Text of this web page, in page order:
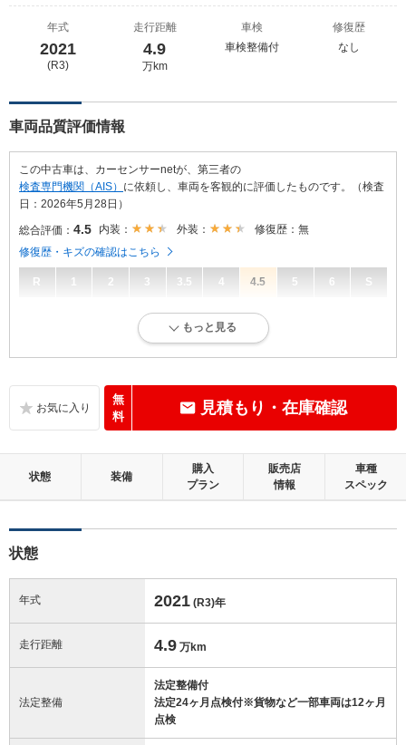
年式
2021
(R3)
走行距離
4.9
万km
車検
車検整備付
修復歴
なし
車両品質評価情報
この中古車は、カーセンサーnetが、第三者の
検査専門機関（AIS） に依頼し、車両を客観的に評価したものです。（検査
日：2026年5月28日）
総合評価： 4.5 内装： 外装：
修復歴：無
修復歴・キズの確認はこちら
R 1 2 3 3.5 4 4.5 5 6 S
内外装に目立たない軽微なキズ、ヘコミが少し認められますが、良好な
目立たない軽微なダメージはありますが、良好な状態です。
外装：
キズ、ヘコミなどが少なく、あっても目立たない、良好な状態です。
もっと見る
無
料
見積もり・在庫確認
状態 装備
購入
プラン
販売店
情報
車種
スペック
状態
年式 2021 (R3)年
走行距離 4.9 万km
法定整備
法定整備付
法定24ヶ月点検付※貨物など一部車両は12ヶ月
点検